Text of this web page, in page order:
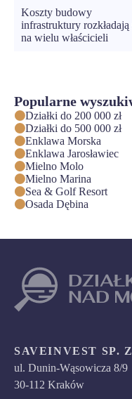
Koszty budowy
infrastruktury rozkładają
na wielu właścicieli
Popularne
Działki do 200 000 zł
Działki do 500 000 zł
Enklawa Morska
Enklawa Jarosławiec
Mielno Molo
Mielno Marina
Sea & Golf Resort
Osada Dębina
SAVEINVEST SP.
ul. Dunin-Wąsowicza 8/9
30-112 Kraków